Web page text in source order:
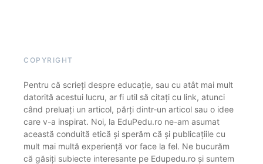
COPYRIGHT
Pentru că scrieți despre educație, sau cu atât mai mult
datorită acestui lucru, ar fi util să citați cu link, atunci
când preluați un articol, părți dintr-un articol sau o idee
care v-a inspirat. Noi, la EduPedu.ro ne-am asumat
această conduită etică și sperăm că și publicațiile cu
mult mai multă experiență vor face la fel. Ne bucurăm
că găsiți subiecte interesante pe Edupedu.ro și suntem